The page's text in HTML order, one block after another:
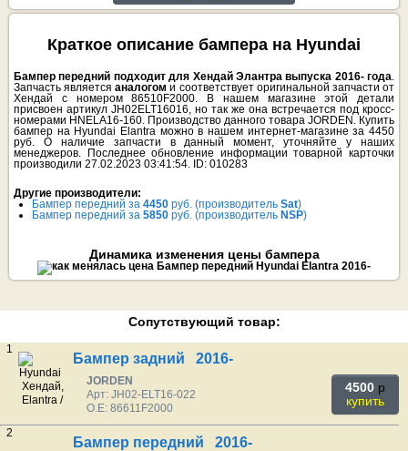
Краткое описание бампера на Hyundai
Бампер передний подходит для Хендай Элантра выпуска 2016- года.
Запчасть являетсяаналогом и соответствует оригинальной запчасти от
Хендай с номером 86510F2000. В нашем магазине этой детали
присвоен артикул JH02ELT16016, но так же она встречается под кросс-
номерами HNELA16-160. Производство данного товара JORDEN. Купить
бампер на Hyundai Elantra можно в нашем интернет-магазине за 4450
руб. О наличие запчасти в данный момент, уточняйте у наших
менеджеров. Последнее обновление информации товарной карточки
производили 27.02.2023 03:41:54. ID: 010283
Другие производители:
Бампер передний за 4450 руб. (производитель Sat)
Бампер передний за 5850 руб. (производитель NSP)
Динамика изменения цены бампера
Сопутствующий товар:
1
Бампер задний 2016-
JORDEN
Арт: JH02-ELT16-022
O.E: 86611F2000
4500 p
купить
2
Бампер передний 2016-